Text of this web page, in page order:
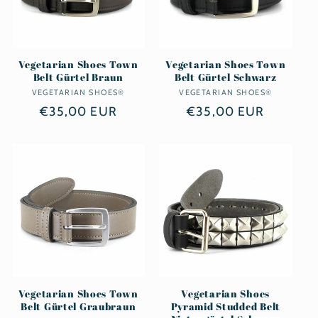
Vegetarian Shoes Town
Belt Gürtel Braun
Anbieter:
VEGETARIAN SHOES®
Normaler
€35,00 EUR
Vegetarian Shoes Town
Belt Gürtel Schwarz
Anbieter:
VEGETARIAN SHOES®
Normaler
€35,00 EUR
Vegetarian Shoes Town
Belt Gürtel Graubraun
Vegetarian Shoes
Pyramid Studded Belt